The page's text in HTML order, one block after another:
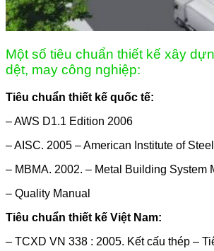
Một số tiêu chuẩn thiết kế xây
dệt, may công nghiệp:
Tiêu chuẩn thiết kế quốc tế:
– AWS D1.1 Edition 2006
– AISC. 2005 – American Institute of
– MBMA. 2002. – Metal Building System
– Quality Manual
Tiêu chuẩn thiết kế Việt Nam:
– TCXD VN 338 : 2005. Kết cấu thép –